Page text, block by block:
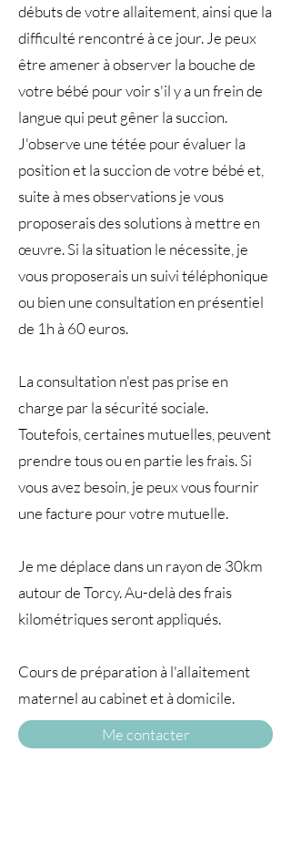
débuts de votre allaitement, ainsi que la
difficulté rencontré à ce jour. Je peux
être amener à observer la bouche de
votre bébé pour voir s'il y a un frein de
langue qui peut gêner la succion.
J'observe une tétée pour évaluer la
position et la succion de votre bébé et,
suite à mes observations je vous
proposerais des solutions à mettre en
œuvre. Si la situation le nécessite, je
vous proposerais un suivi téléphonique
ou bien une consultation en présentiel
de 1h à 60 euros.
La consultation n'est pas prise en
charge par la sécurité sociale.
Toutefois, certaines mutuelles, peuvent
prendre tous ou en partie les frais. Si
vous avez besoin, je peux vous fournir
une facture pour votre mutuelle.
Je me déplace dans un rayon de 30km
autour de Torcy. Au-delà des frais
kilométriques seront appliqués.
Cours de préparation à l'allaitement
maternel au cabinet et à domicile.
Me contacter